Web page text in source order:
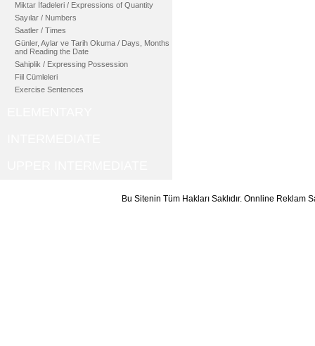
Miktar İfadeleri / Expressions of Quantity
Sayılar / Numbers
Saatler / Times
Günler, Aylar ve Tarih Okuma / Days, Months
and Reading the Date
Sahiplik / Expressing Possession
Fiil Cümleleri
Exercise Sentences
Bu Sitenin Tüm Hakları Saklıdır. Onnline